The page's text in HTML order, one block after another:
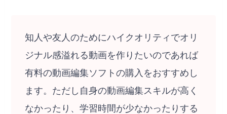
知人や友人のためにハイクオリティでオリ
ジナル感溢れる動画を作りたいのであれば
有料の動画編集ソフトの購入をおすすめし
ます。ただし自身の動画編集スキルが高く
なかったり、学習時間が少なかったりする